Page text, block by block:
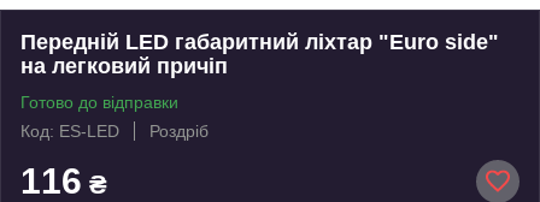
Передній LED габаритний ліхтар "Euro side"
на легковий причіп
Готово до відправки
Код: ES-LED
Роздріб
116 ₴